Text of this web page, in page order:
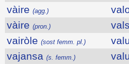
vàire (agg.)
vàire (pron.) vals
vairòle (sost femm. pl.)
vajansa (s. femm.)